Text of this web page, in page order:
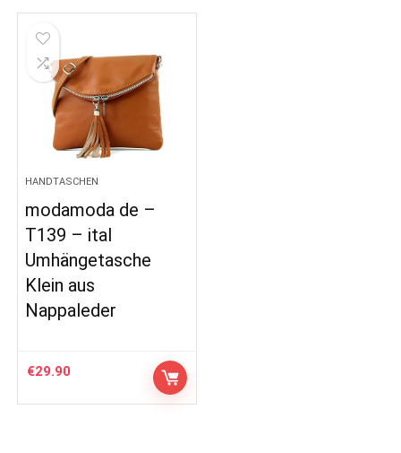
HANDTASCHEN
modamoda de –
T139 – ital
Umhängetasche
Klein aus
Nappaleder
€29.90